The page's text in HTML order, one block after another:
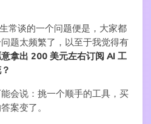
常谈的一个问题便是，大家都
题太频繁了，以至于我觉得有
拿出 200 美元左右订阅 AI 工
会说：挑一个顺手的工具，买
案变了。